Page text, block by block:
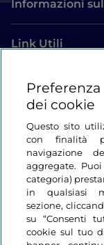
Informazioni
Link Utili
Login
Restiamo in
dei cookie
Questo sito
con finalità
navigazione
aggregate.
categoria)
in qualsiasi
sezione,
su “Consenti
cookie sul tuo